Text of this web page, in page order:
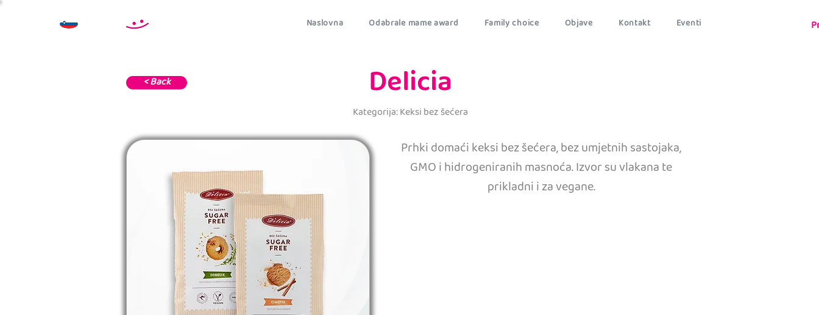
Naslovna Odabrale mame award Family choice Objave Kontakt Eventi
< Back Delicia
Kategorija: Keksi bez šećera
Prhki domaći keksi bez šećera, bez umjetnih sastojaka,
GMO i hidrogeniranih masnoća. Izvor su vlakana te
prikladni i za vegane.